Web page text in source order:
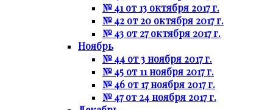
№ 41 от 13 октября 2017 г.
№ 42 от 20 октября 2017 г.
№ 43 от 27 октября 2017 г.
Ноябрь
№ 44 от 3 ноября 2017 г.
№ 45 от 11 ноября 2017 г.
№ 46 от 17 ноября 2017 г.
№ 47 от 24 ноября 2017 г.